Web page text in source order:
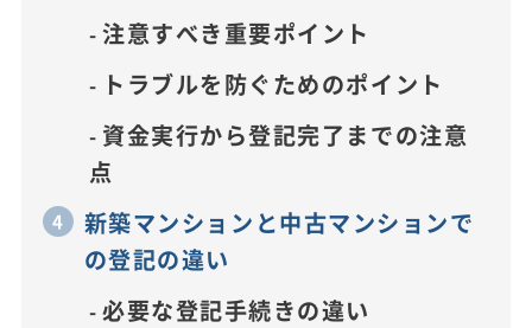
注意すべき重要ポイント
トラブルを防ぐためのポイント
資金実行から登記完了までの注意
点
新築マンションと中古マンションで
の登記の違い
必要な登記手続きの違い